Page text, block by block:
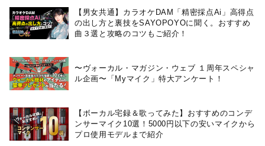
【男女共通】カラオケDAM「精密採点Ai」高得点
の出し方と裏技をSAYOPOYOに聞く。おすすめ
曲３選と攻略のコツもご紹介！
〜ヴォーカル・マガジン・ウェブ １周年スペシャ
ル企画〜「Myマイク」特大アンケート！
【ボーカル宅録＆歌ってみた】おすすめのコンデ
ンサーマイク10選！5000円以下の安いマイクから
プロ使用モデルまで紹介